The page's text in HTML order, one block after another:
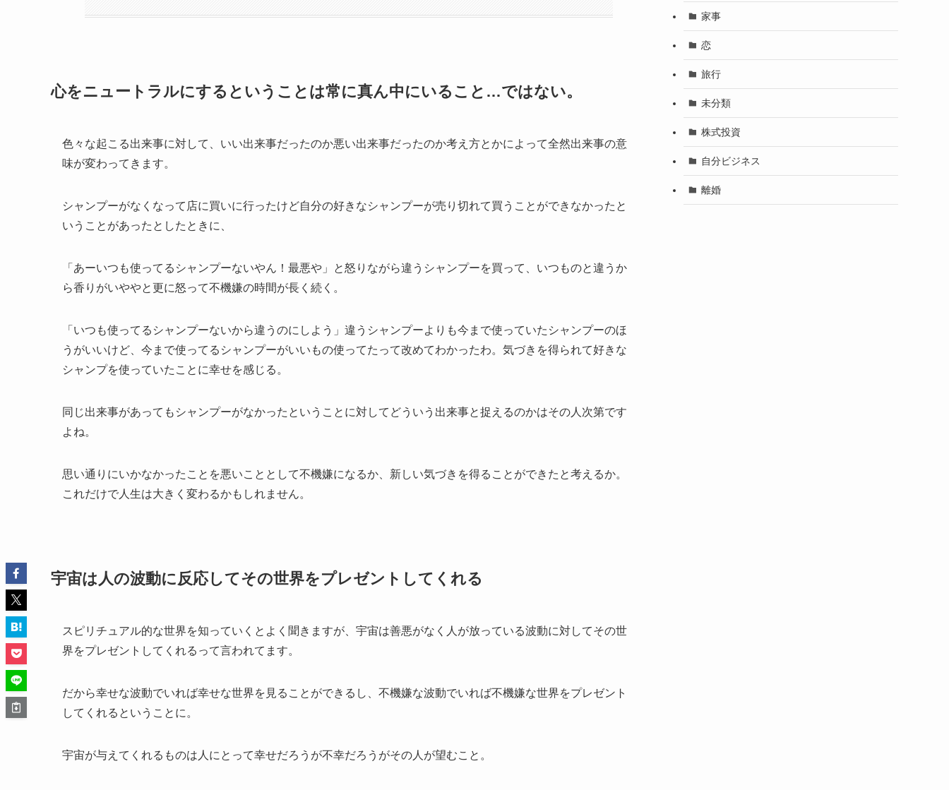
心をニュートラルにするということは常に真ん中にいること…ではない。
色々な起こる出来事に対して、いい出来事だったのか悪い出来事だったのか考え方とかによって全然出来事の意
味が変わってきます。
シャンプーがなくなって店に買いに行ったけど自分の好きなシャンプーが売り切れて買うことができなかったと
いうことがあったとしたときに、
「あーいつも使ってるシャンプーないやん！最悪や」と怒りながら違うシャンプーを買って、いつものと違うか
ら香りがいややと更に怒って不機嫌の時間が長く続く。
「いつも使ってるシャンプーないから違うのにしよう」違うシャンプーよりも今まで使っていたシャンプーのほ
うがいいけど、今まで使ってるシャンプーがいいもの使ってたって改めてわかったわ。気づきを得られて好きな
シャンプを使っていたことに幸せを感じる。
同じ出来事があってもシャンプーがなかったということに対してどういう出来事と捉えるのかはその人次第です
よね。
思い通りにいかなかったことを悪いこととして不機嫌になるか、新しい気づきを得ることができたと考えるか。
これだけで人生は大きく変わるかもしれません。
宇宙は人の波動に反応してその世界をプレゼントしてくれる
スピリチュアル的な世界を知っていくとよく聞きますが、宇宙は善悪がなく人が放っている波動に対してその世
界をプレゼントしてくれるって言われてます。
だから幸せな波動でいれば幸せな世界を見ることができるし、不機嫌な波動でいれば不機嫌な世界をプレゼント
してくれるということに。
宇宙が与えてくれるものは人にとって幸せだろうが不幸だろうがその人が望むこと。
家事
恋
旅行
未分類
株式投資
自分ビジネス
離婚